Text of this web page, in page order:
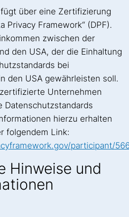
über eine Zertifizierung
Privacy Framework“ (DPF).
zwischen der
den USA, der die Einhaltung
bei
den USA gewährleisten soll.
Unternehmen
Datenschutzstandards
hierzu erhalten
folgendem Link:
participant/
Hinweise und